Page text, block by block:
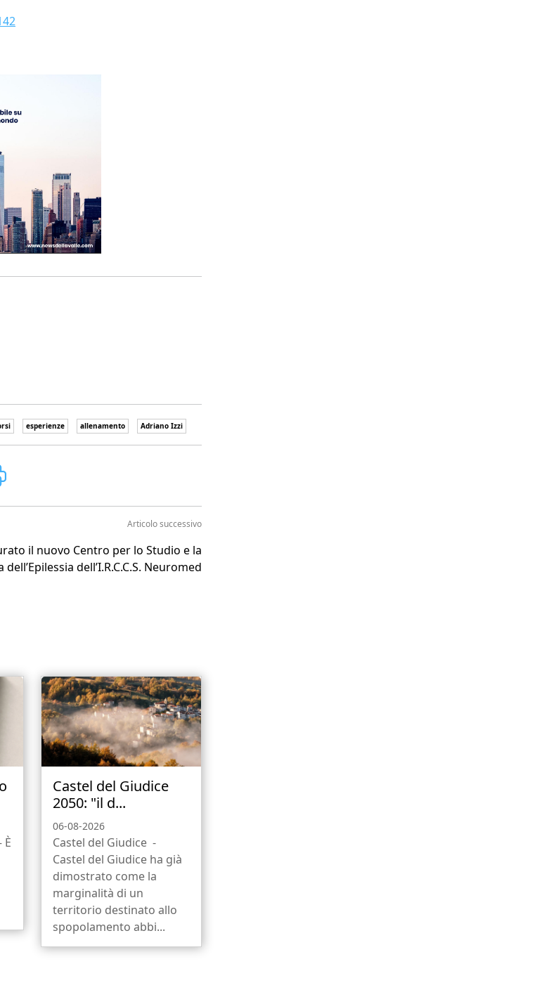
esperienze allenamento Adriano Izzi
Articolo successivo
il nuovo Centro per lo Studio e la
dell’Epilessia dell’I.R.C.C.S. Neuromed
È
Castel del Giudice
2050: "il d...
06-08-2026
Castel del Giudice -
Castel del Giudice ha già
dimostrato come la
marginalità di un
territorio destinato allo
spopolamento abbi...